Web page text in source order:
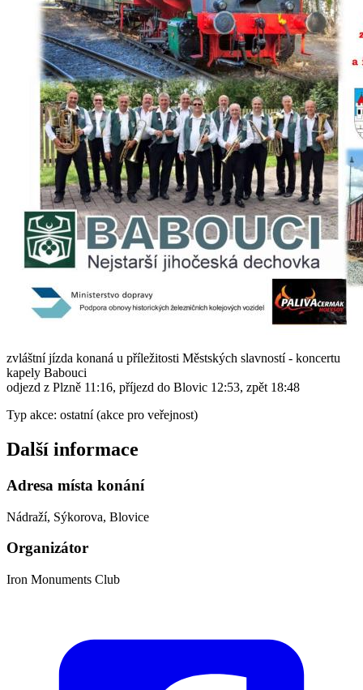
zvláštní jízda konaná u příležitosti Městských slavností - koncertu
kapely Babouci
odjezd z Plzně 11:16, příjezd do Blovic 12:53, zpět 18:48
Typ akce: ostatní (akce pro veřejnost)
Další informace
Adresa místa konání
Nádraží, Sýkorova, Blovice
Organizátor
Iron Monuments Club